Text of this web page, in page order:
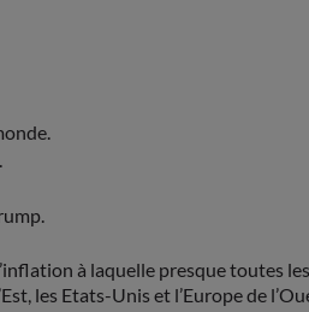
à laquelle presque toutes
les Etats-Unis et l’Europe de